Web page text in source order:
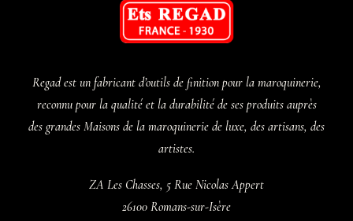
Regad est un fabricant d’outils de finition pour la maroquinerie,
reconnu pour la qualité et la durabilité de ses produits auprès
des grandes Maisons de la maroquinerie de luxe, des artisans, des
artistes.
ZA Les Chasses, 5 Rue Nicolas Appert
26100 Romans-sur-Isère